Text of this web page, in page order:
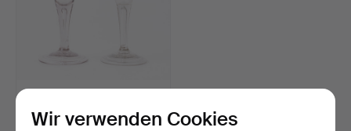
Schnappgläsern aus dem
Beendet 22. Apr 2026
Wir verwenden Cookies